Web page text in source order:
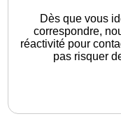
Dès que vous
correspondre,
réactivité pour
pas risquer